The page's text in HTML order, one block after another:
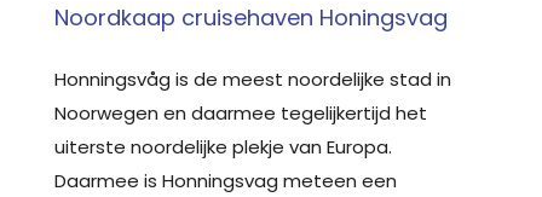
Noordkaap cruisehaven Honingsvag
Honningsvåg is de meest noordelijke stad in
Noorwegen en daarmee tegelijkertijd het
uiterste noordelijke plekje van Europa.
Daarmee is Honningsvag meteen een